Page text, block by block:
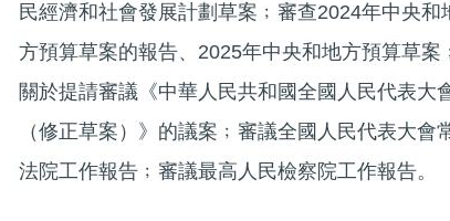
民經濟和社會發展計劃草案﹔審查2024年中央
方預算草案的報告、2025年中央和地方預算草
關於提請審議《中華人民共和國全國人民代表大
（修正草案）》的議案﹔審議全國人民代表大
法院工作報告﹔審議最高人民檢察院工作報告。